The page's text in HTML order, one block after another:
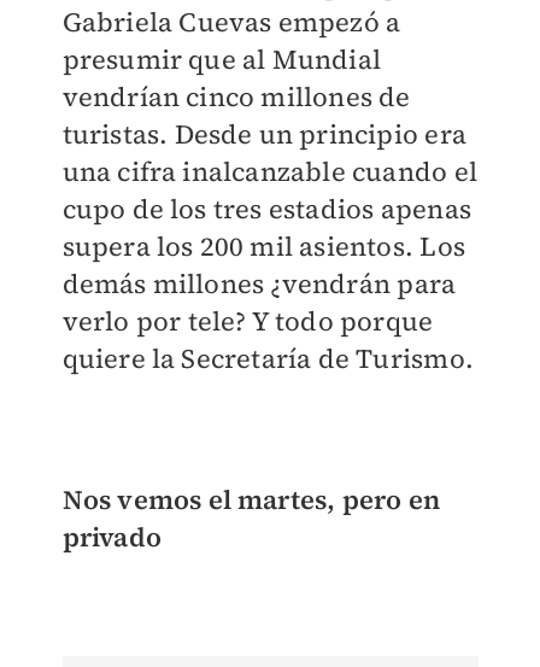
Gabriela Cuevas empezó a
presumir que al Mundial
vendrían cinco millones de
turistas. Desde un principio era
una cifra inalcanzable cuando el
cupo de los tres estadios apenas
supera los 200 mil asientos. Los
demás millones ¿vendrán para
verlo por tele? Y todo porque
quiere la Secretaría de Turismo.
Nos vemos el martes, pero en
privado